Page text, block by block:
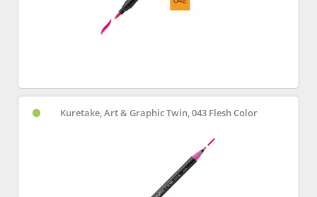
Kuretake, Art & Graphic Twin, 043 Flesh Color